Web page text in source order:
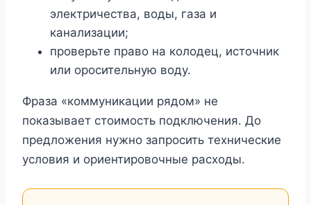
электричества, воды, газа и
канализации;
проверьте право на колодец, источник
или оросительную воду.
Фраза «коммуникации рядом» не
показывает стоимость подключения. До
предложения нужно запросить технические
условия и ориентировочные расходы.